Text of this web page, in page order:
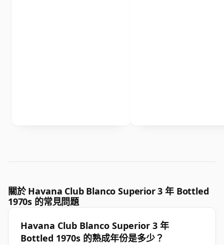
關於 Havana Club Blanco Superior 3 年 Bottled
1970s 的常見問題
Havana Club Blanco Superior 3 年
Bottled 1970s 的熟成年份是多少？